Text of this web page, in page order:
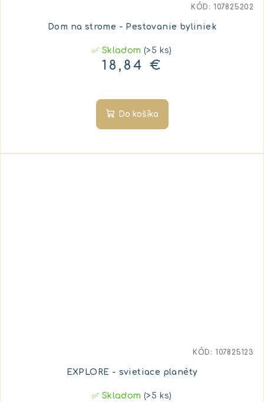
Dom na strome - Pestovanie byliniek
✅ Skladom(>5 ks)
18,84 €
Do košíka
KÓD: 107825202
EXPLORE - svietiace planéty
✅ Skladom(>5 ks)
KÓD: 107825123